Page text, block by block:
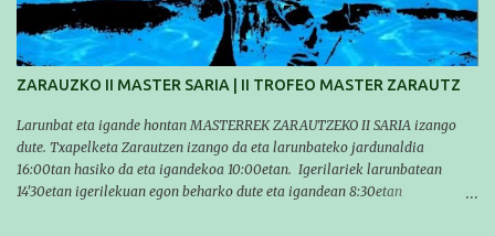
de Malkorbe, pero debido al estado del mar de aquel día, la organización
decidió hacerlo en el interior de la bahía de la playa de Malkorbe. Así,
Asier completó el recorrido en 29 minutos y 30 segundos, c...
ZARAUZKO II MASTER SARIA | II TROFEO MASTER ZARAUTZ
Larunbat eta igande hontan MASTERREK ZARAUTZEKO II SARIA izango
dute. Txapelketa Zarautzen izango da eta larunbateko jardunaldia
16:00tan hasiko da eta igandekoa 10:00etan. Igerilariek larunbatean
14'30etan igerilekuan egon beharko dute eta igandean 8:30etan